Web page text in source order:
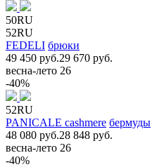
50RU
52RU
FEDELI брюки
49 450 руб.29 670 руб.
весна-лето 26
-40%
52RU
PANICALE cashmere бермуды
48 080 руб.28 848 руб.
весна-лето 26
-40%